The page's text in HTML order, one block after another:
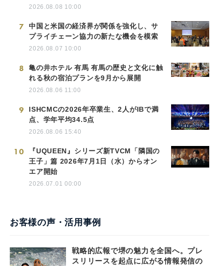
2026.08.08 10:00
7
中国と米国の経済界が関係を強化し、サ
プライチェーン協力の新たな機会を模索
2026.08.07 10:00
8
亀の井ホテル 有馬 有馬の歴史と文化に触
れる秋の宿泊プランを9月から展開
2026.08.06 11:00
9
ISHCMCの2026年卒業生、2人がIBで満
点、学年平均34.5点
2026.08.06 15:40
10
『UQUEEN』シリーズ新TVCM「隣国の
王子」篇 2026年7月1日（水）からオン
エア開始
2026.07.01 00:00
お客様の声・活用事例
戦略的広報で堺の魅力を全国へ。プレ
スリリースを起点に広がる情報発信の